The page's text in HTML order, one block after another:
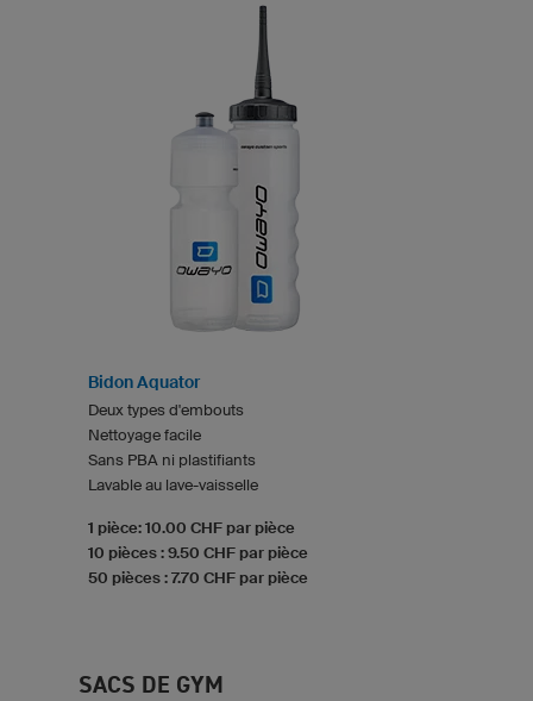
Bidon Aquator
Deux types d'embouts
Nettoyage facile
Sans PBA ni plastifiants
Lavable au lave-vaisselle
1 pièce: 10.00 CHF par pièce
10 pièces : 9.50 CHF par pièce
50 pièces : 7.70 CHF par pièce
SACS DE GYM